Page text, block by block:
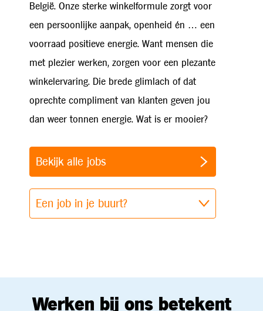
België. Onze sterke winkelformule zorgt voor
een persoonlijke aanpak, openheid én … een
voorraad positieve energie. Want mensen die
met plezier werken, zorgen voor een plezante
winkelervaring. Die brede glimlach of dat
oprechte compliment van klanten geven jou
dan weer tonnen energie. Wat is er mooier?
Bekijk alle jobs
Een job in je buurt?
Werken bij ons betekent